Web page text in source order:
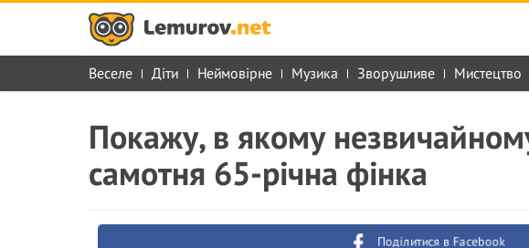
Веселе Діти Неймовірне Музика Зворушливе Мистецтво
Покажу, в якому
самотня 65-річна фінка
Поділитися в Facebook